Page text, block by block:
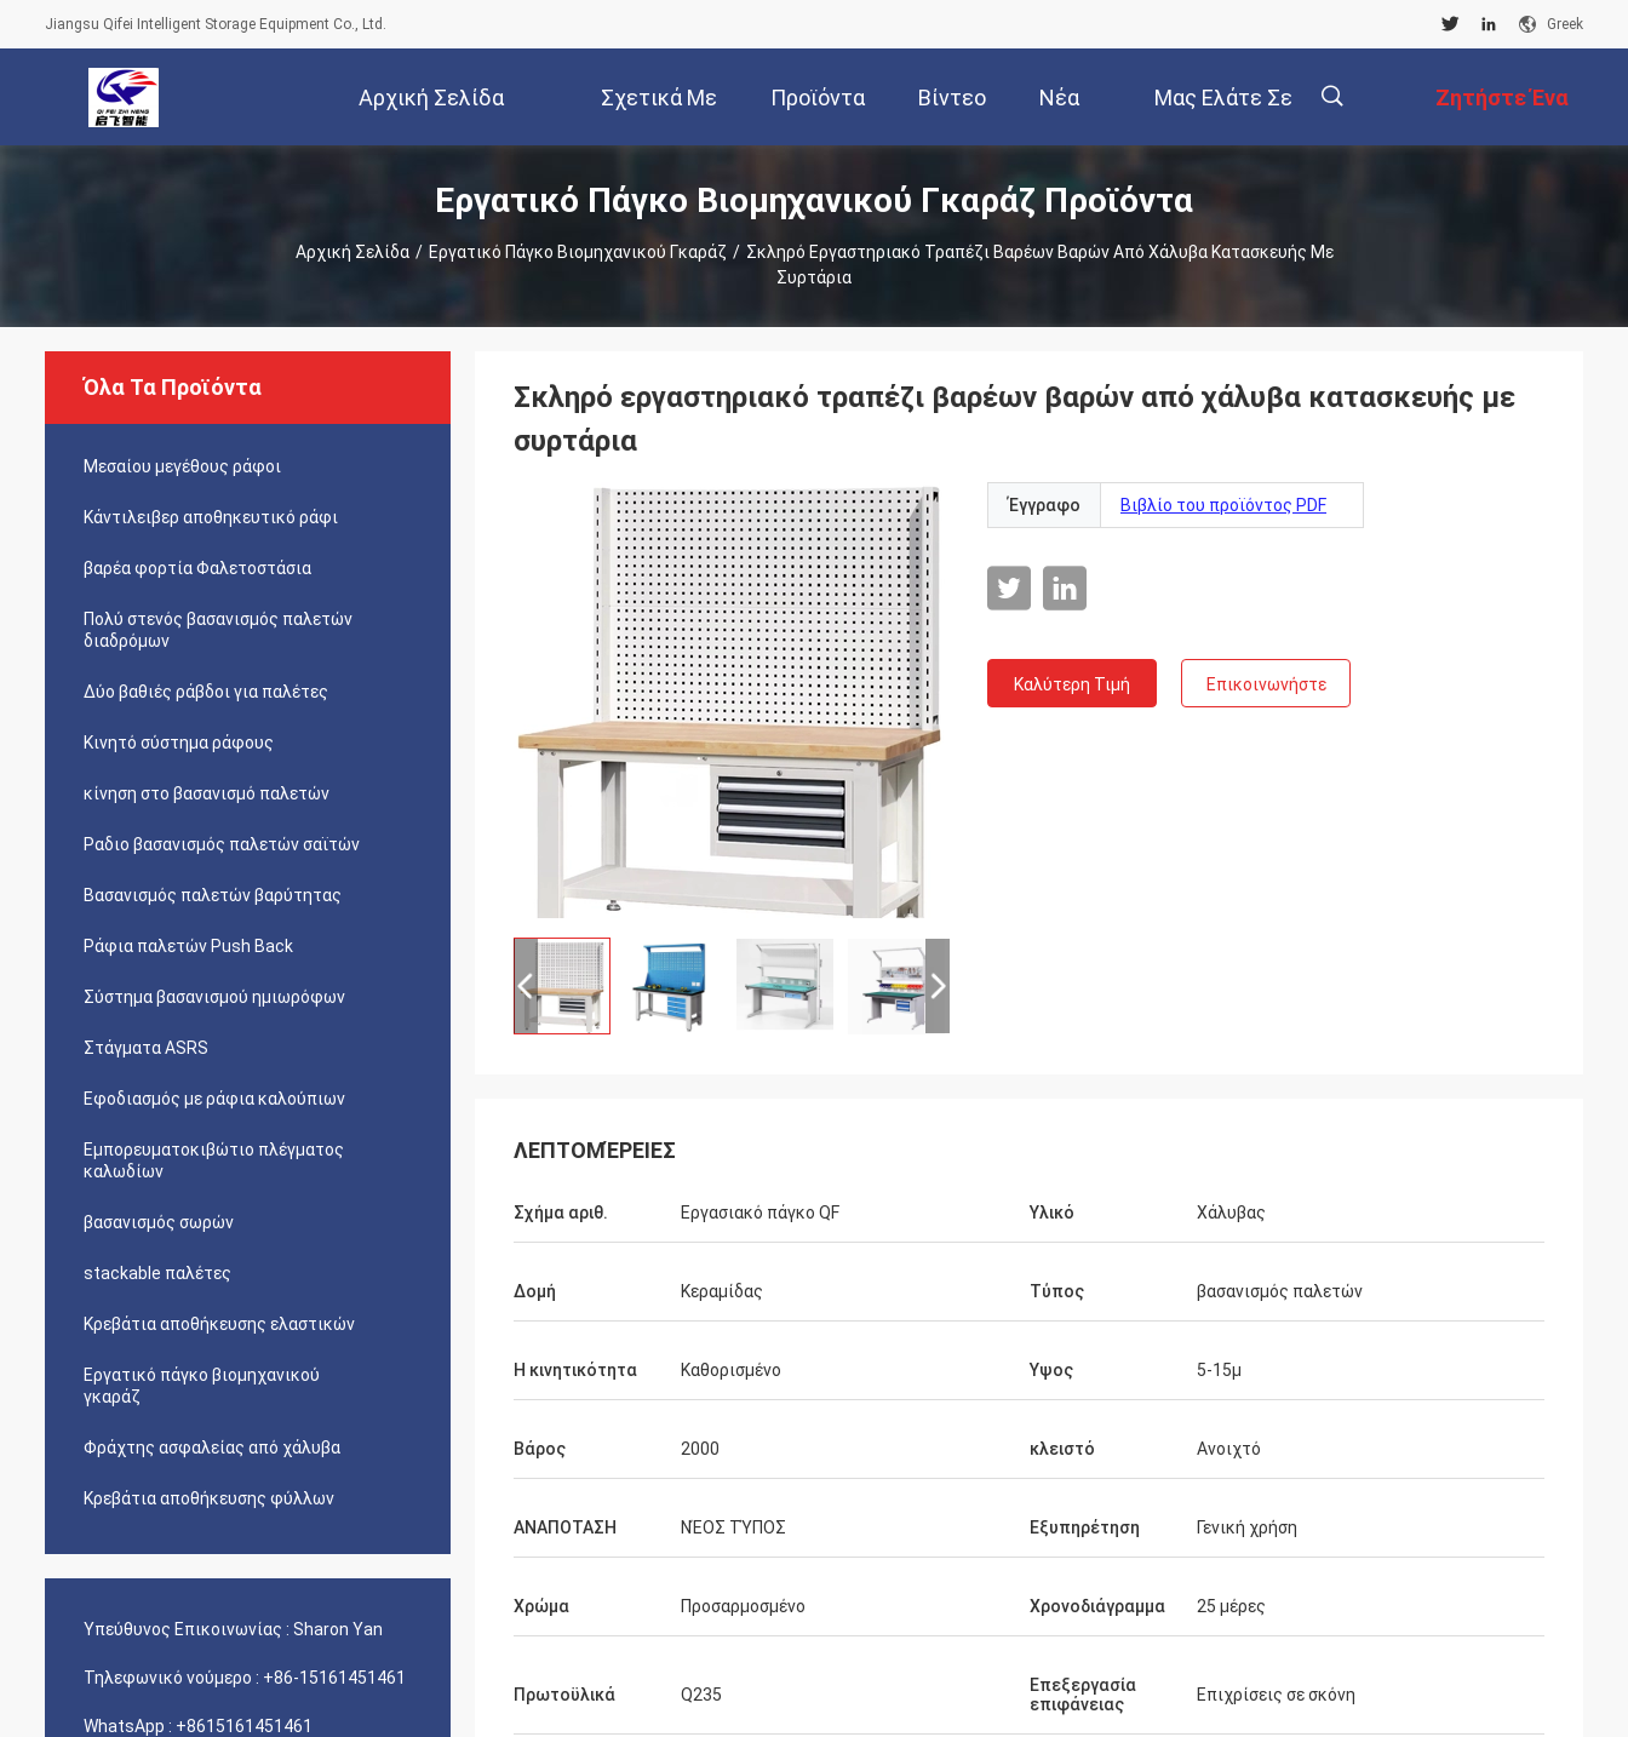
Jiangsu Qifei Intelligent Storage Equipment Co., Ltd. Greek
Αρχική Σελίδα Σχετικά Με
Εμάς
Προϊόντα Βίντεο Νέα Μας Ελάτε Σε Ζητήστε Ένα
Απόσπασμα
Εργατικό Πάγκο Βιομηχανικού Γκαράζ Προϊόντα
Αρχική Σελίδα / Εργατικό Πάγκο Βιομηχανικού Γκαράζ / Σκληρό Εργαστηριακό Τραπέζι Βαρέων Βαρών Από Χάλυβα Κατασκευής Με
Συρτάρια
Όλα Τα Προϊόντα
Μεσαίου μεγέθους ράφοι
Κάντιλειβερ αποθηκευτικό ράφι
βαρέα φορτία Φαλετοστάσια
Πολύ στενός βασανισμός παλετών
διαδρόμων
Δύο βαθιές ράβδοι για παλέτες
Κινητό σύστημα ράφους
κίνηση στο βασανισμό παλετών
Ραδιο βασανισμός παλετών σαϊτών
Βασανισμός παλετών βαρύτητας
Ράφια παλετών Push Back
Σύστημα βασανισμού ημιωρόφων
Στάγματα ASRS
Εφοδιασμός με ράφια καλούπιων
Εμπορευματοκιβώτιο πλέγματος
καλωδίων
βασανισμός σωρών
stackable παλέτες
Κρεβάτια αποθήκευσης ελαστικών
Εργατικό πάγκο βιομηχανικού
γκαράζ
Φράχτης ασφαλείας από χάλυβα
Κρεβάτια αποθήκευσης φύλλων
Υπεύθυνος Επικοινωνίας : Sharon Yan
Τηλεφωνικό νούμερο : +86-15161451461
WhatsApp : +8615161451461
Σκληρό εργαστηριακό τραπέζι βαρέων βαρών από χάλυβα κατασκευής με
συρτάρια
Έγγραφο Βιβλίο του προϊόντος PDF
Καλύτερη Τιμή Επικοινωνήστε
ΛΕΠΤΟΜΈΡΕΙΕΣ
Σχήμα αριθ. Εργασιακό πάγκο QF Υλικό Χάλυβας
Δομή Κεραμίδας Τύπος βασανισμός παλετών
Η κινητικότητα Καθορισμένο Υψος 5-15μ
Βάρος 2000 κλειστό Ανοιχτό
ΑΝΑΠΟΤΑΣΗ ΝΈΟΣ ΤΎΠΟΣ Εξυπηρέτηση Γενική χρήση
Χρώμα Προσαρμοσμένο Χρονοδιάγραμμα 25 μέρες
Πρωτοϋλικά Q235
Επεξεργασία
επιφάνειας
Επιχρίσεις σε σκόνη